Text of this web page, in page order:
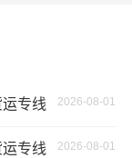
品，导致经济损
2026-08-01
专线
2026-08-01
专线